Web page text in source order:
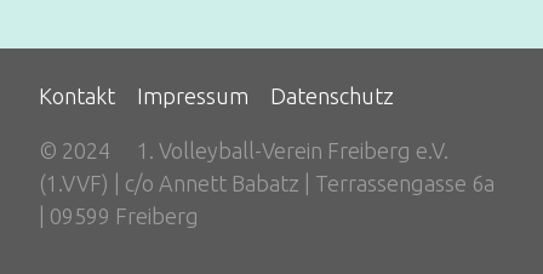
Kontakt Impressum Datenschutz
© 2024
1. Volleyball-Verein Freiberg e.V.
(1.VVF) | c/o Annett Babatz | Terrassengasse 6a
| 09599 Freiberg